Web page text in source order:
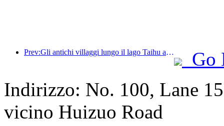
Prev:Gli antichi villaggi lungo il lago Taihu a Huzhou, nella provincia dello Zhejiang, hanno avviato lavori di ristrutturazione e ammodernamento, con un investimento di quasi 1 miliardo di yuan.
Go
Indirizzo: No. 100, Lane
vicino Huizuo Road